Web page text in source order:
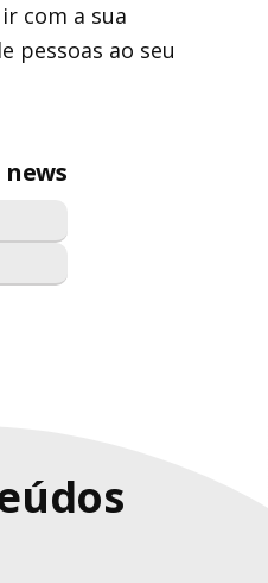
com a sua
pessoas ao seu